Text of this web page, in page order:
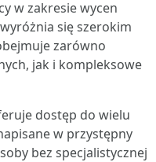
w zakresie wycen
się szerokim
zarówno
jak i kompleksowe
dostęp do wielu
w przystępny
bez specjalistycznej